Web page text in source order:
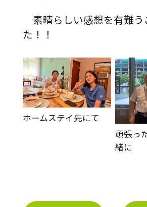
素晴らしい感想を有難う
た！！
ホームステイ先にて
頑張っ
緒に